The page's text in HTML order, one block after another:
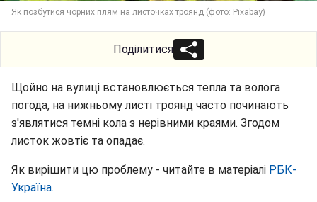
Як позбутися чорних плям на листочках троянд (фото: Pixabay)
Поділитися
Щойно на вулиці встановлюється тепла та волога
погода, на нижньому листі троянд часто починають
з'являтися темні кола з нерівними краями. Згодом
листок жовтіє та опадає.
Як вирішити цю проблему - читайте в матеріалі РБК-
Україна.